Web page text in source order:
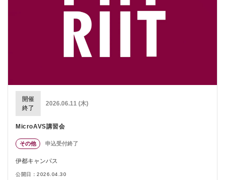
開催
終了
2026.06.11 (木)
MicroAVS講習会
その他 申込受付終了
伊都キャンパス
公開日：2026.04.30